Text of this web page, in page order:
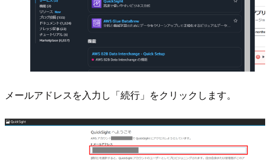
メールアドレスを入力し「続行」をクリックします。